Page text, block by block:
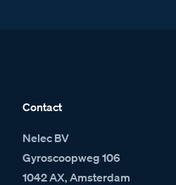
Contact
Nelec BV
Gyroscoopweg 106
1042 AX, Amsterdam